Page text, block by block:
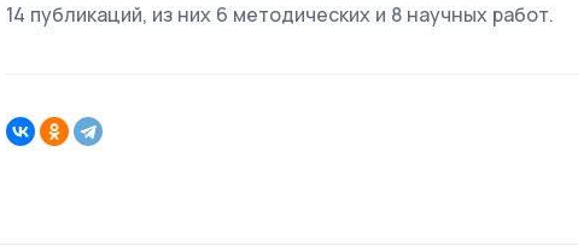
14 публикаций, из них 6 методических и 8 научных работ.